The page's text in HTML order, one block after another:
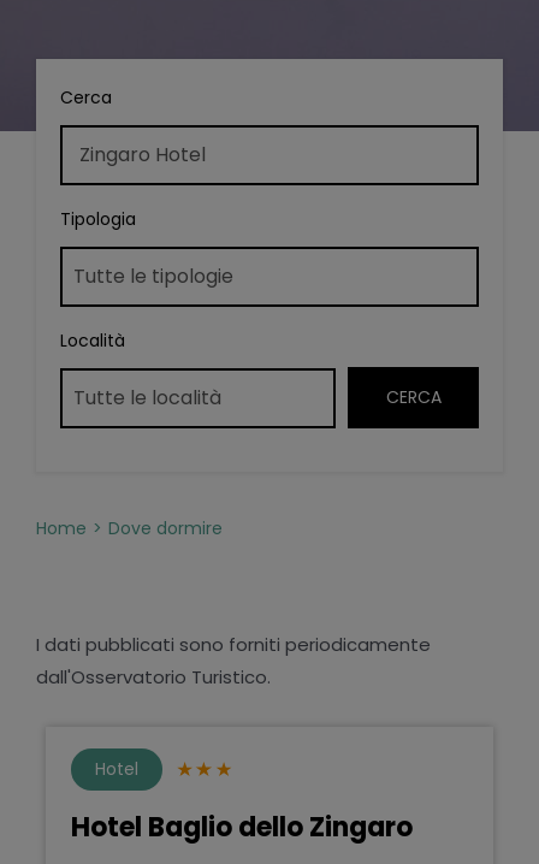
Cerca
Tipologia
Località
Home Dove dormire
I dati pubblicati sono forniti periodicamente
dall'Osservatorio Turistico.
Hotel
Hotel Baglio dello Zingaro